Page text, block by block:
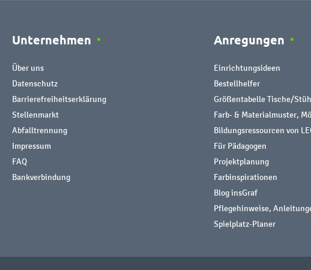
Unternehmen
Über uns
Datenschutz
Barrierefreiheitserklärung
Stellenmarkt
Abfalltrennung
Impressum
FAQ
Bankverbindung
Anregungen
Einrichtungsideen
Bestellhelfer
Größentabelle Tische/
Farb- & Materialmuster,
Bildungsressourcen von
Für Pädagogen
Projektplanung
Farbinspirationen
Blog insGraf
Pflegehinweise,
Spielplatz-Planer